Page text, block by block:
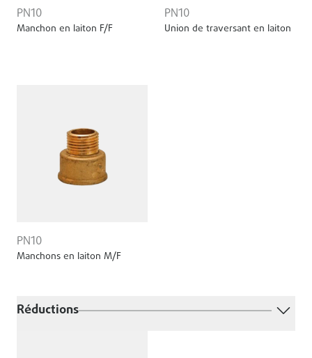
PN10
Manchon en laiton F/F
PN10
Union de traversant en laiton
PN10
Manchons en laiton M/F
Réductions